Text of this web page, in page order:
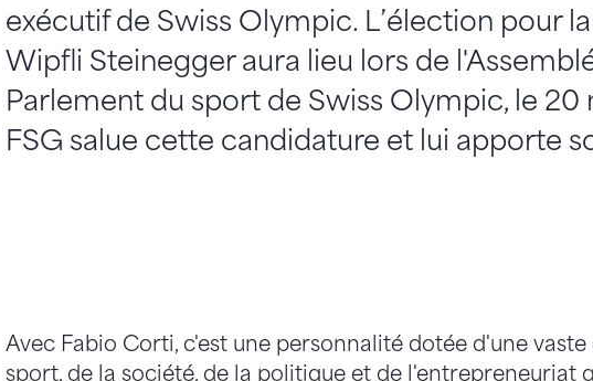
exécutif de Swiss Olympic. L’élection pour
Wipfli Steinegger aura lieu lors de
Parlement du sport de Swiss Olympic, le 20
FSG salue cette candidature et lui apporte
Avec Fabio Corti, c'est une personnalité dotée d'une
sport, de la société, de la politique et de l'entrepreneuriat